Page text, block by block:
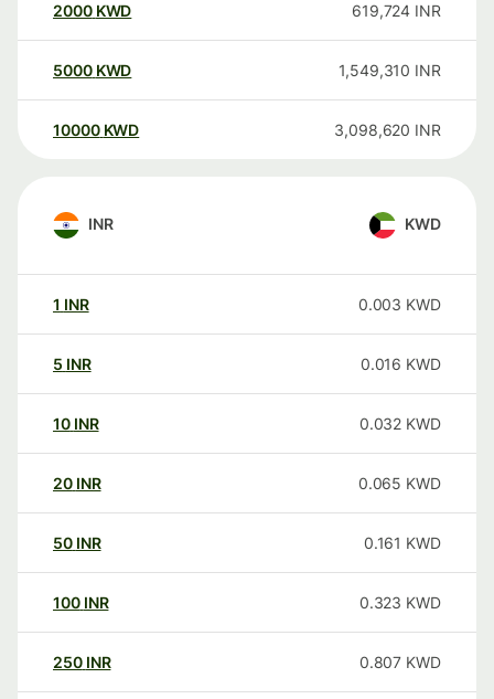
2000 KWD 619,724 INR
5000 KWD 1,549,310 INR
10000 KWD 3,098,620 INR
INR KWD
1 INR 0.003 KWD
5 INR 0.016 KWD
10 INR 0.032 KWD
20 INR 0.065 KWD
50 INR 0.161 KWD
100 INR 0.323 KWD
250 INR 0.807 KWD